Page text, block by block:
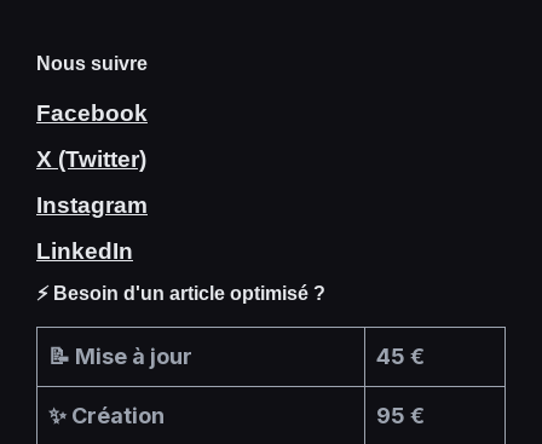
Nous suivre
Facebook
X (Twitter)
Instagram
LinkedIn
⚡ Besoin d'un article optimisé ?
📝 Mise à jour 45 €
✨ Création 95 €